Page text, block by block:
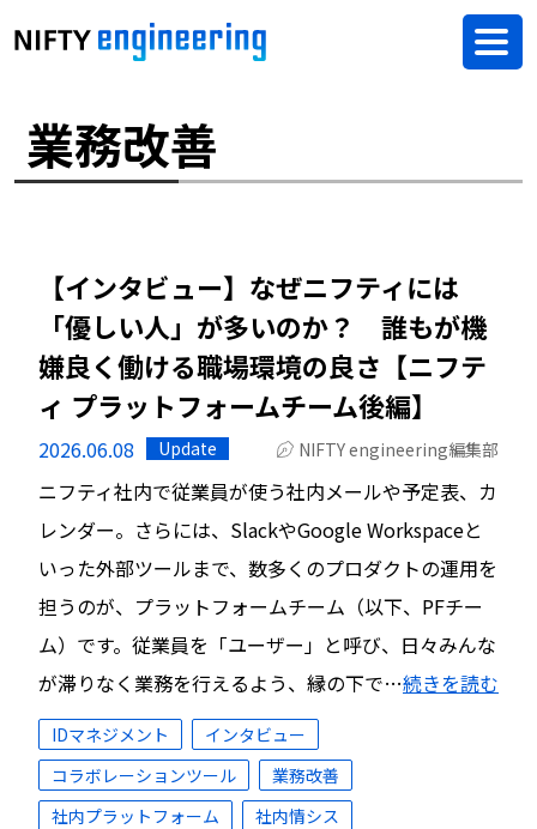
業務改善
【インタビュー】なぜニフティには
「優しい人」が多いのか？ 誰もが機
嫌良く働ける職場環境の良さ【ニフテ
ィ プラットフォームチーム後編】
2026.06.08 Update NIFTY engineering編集部
ニフティ社内で従業員が使う社内メールや予定表、カ
レンダー。さらには、SlackやGoogle Workspaceと
いった外部ツールまで、数多くのプロダクトの運用を
担うのが、プラットフォームチーム（以下、PFチー
ム）です。従業員を「ユーザー」と呼び、日々みんな
が滞りなく業務を行えるよう、縁の下で…続きを読む
IDマネジメント
インタビュー
コラボレーションツール
業務改善
社内プラットフォーム
社内情シス